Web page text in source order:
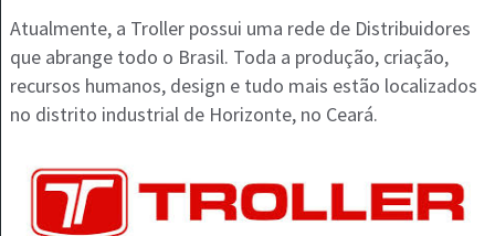
Atualmente, a Troller possui uma rede de Distribuidores
que abrange todo o Brasil. Toda a produção, criação,
recursos humanos, design e tudo mais estão localizados
no distrito industrial de Horizonte, no Ceará.